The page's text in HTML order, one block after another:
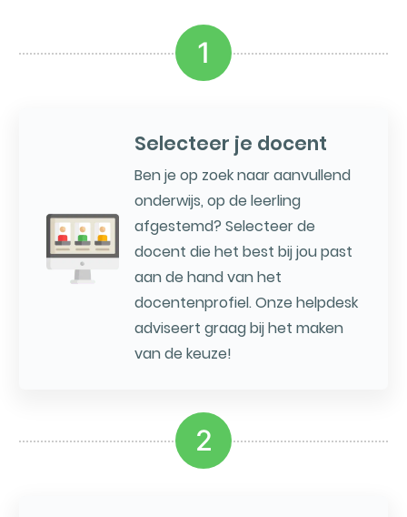
1
Selecteer je docent
Ben je op zoek naar aanvullend
onderwijs, op de leerling
afgestemd? Selecteer de
docent die het best bij jou past
aan de hand van het
docentenprofiel. Onze helpdesk
adviseert graag bij het maken
van de keuze!
2